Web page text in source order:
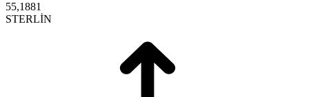
55,1881
STERLİN